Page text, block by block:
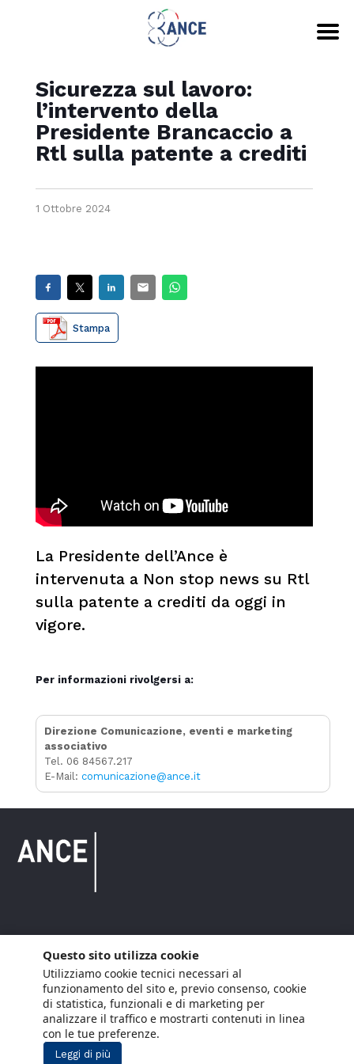
Sicurezza sul lavoro:
l’intervento della
Presidente Brancaccio a
Rtl sulla patente a crediti
1 Ottobre 2024
Stampa
La Presidente dell’Ance è
intervenuta a Non stop news su Rtl
sulla patente a crediti da oggi in
vigore.
Per informazioni rivolgersi a:
Direzione Comunicazione, eventi e marketing
associativo
Tel. 06 84567.217
E-Mail: comunicazione@ance.it
Copyright © 2021 ANCE. Tutti i diritti riservati.
Privacy
Arianna Net
Società di
servizi
Cookie Policy
Arianna CE
Gestisci cookie
Social Media Policy
Questo sito utilizza cookie
Utilizziamo cookie tecnici necessari al
funzionamento del sito e, previo consenso, cookie
di statistica, funzionali e di marketing per
analizzare il traffico e mostrarti contenuti in linea
con le tue preferenze.
Leggi di più